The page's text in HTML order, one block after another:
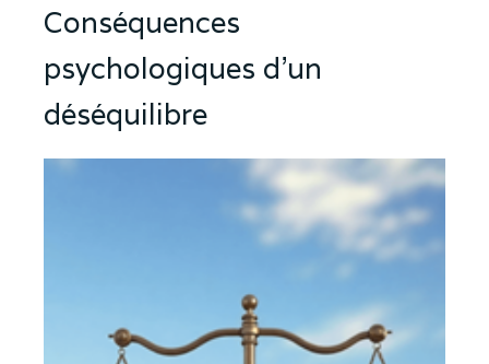
Conséquences
psychologiques d'un
déséquilibre